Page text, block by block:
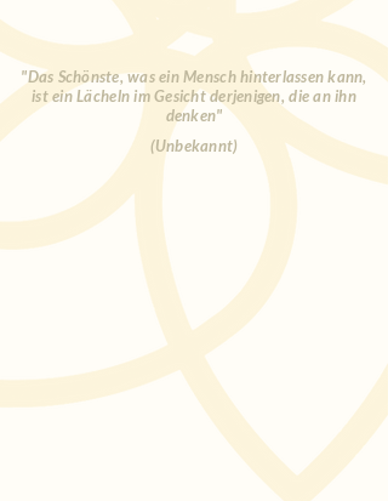
"Das Schönste, was ein Mensch hinterlassen kann,
ist ein Lächeln im Gesicht derjenigen, die an ihn
denken"
(Unbekannt)